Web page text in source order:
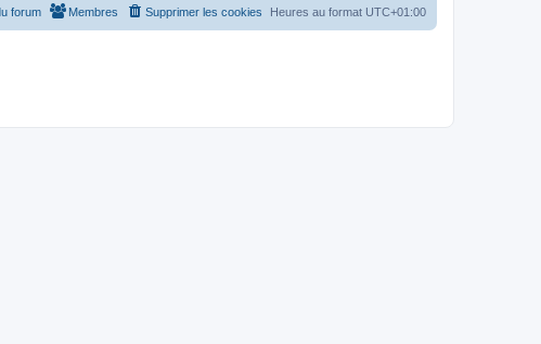
Heures au format UTC+01:00
Supprimer les cookies
Membres
forum